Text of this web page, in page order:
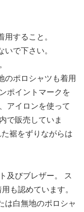
用すること 。
いで下さい。
。
のポロシャツも着用
ポイントマークを
アイロンを使って
で販売していま
裾をずりながらは
及びブレザー。
ス
用も認めています。
は白無地のポロシャ